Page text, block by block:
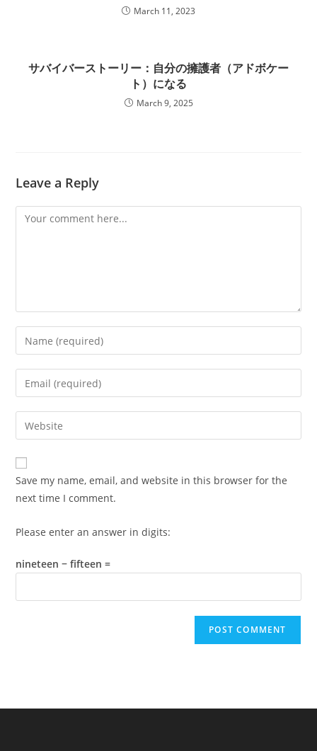
March 11, 2023
サバイバーストーリー：自分の擁護者（アドボケー
ト）になる
March 9, 2025
Leave a Reply
Comment
Enter
your
name
comment
Enter
your
email
address
comment
Enter
your
website
URL
(optional)
Save my name, email, and website in this browser for the
next time I comment.
Please enter an answer in digits:
nineteen − fifteen =